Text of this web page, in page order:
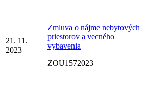
21. 11.
2023
Zmluva o nájme nebytových
priestorov a vecného
vybavenia
ZOU1572023